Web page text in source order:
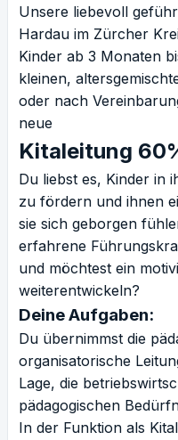
Unsere liebevoll
Hardau im Zürcher
Kinder ab 3 Monaten
kleinen,
oder nach
neue
Kitaleitung
Du liebst es, Kinder in
zu fördern und ihnen
sie sich geborgen
erfahrene
und möchtest ein
weiterentwickeln?
Deine Aufgaben:
Du übernimmst die
organisatorische
Lage, die
pädagogischen
In der Funktion als